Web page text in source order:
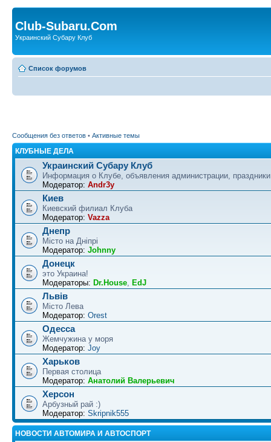
Club-Subaru.Com
Украинский Субару Клуб
Список форумов
Сообщения без ответов • Активные темы
КЛУБНЫЕ ДЕЛА
Украинский Субару Клуб
Информация о Клубе, объявления администрации,
Модератор: Andr3y
Киев
Киевский филиал Клуба
Модератор: Vazza
Днепр
Місто на Дніпрі
Модератор: Johnny
Донецк
это Украина!
Модераторы: Dr.House, EdJ
Львів
Місто Лева
Модератор: Orest
Одесса
Жемчужина у моря
Модератор: Joy
Харьков
Первая столица
Модератор: Анатолий Валерьевич
Херсон
Арбузный рай :)
Модератор: Skripnik555
НОВОСТИ АВТОМИРА И АВТОСПОРТ